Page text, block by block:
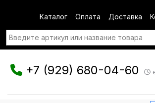
Каталог Оплата Доставка
+7 (929) 680-04-60